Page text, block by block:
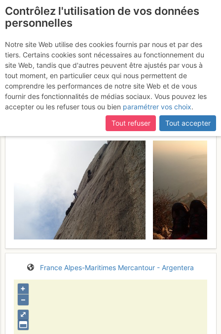
Loubière / Tête de chien
/ Turbie : Secteurs Do /
Périphérique Ouest / Dalle
à Julle / Bleue : La Bluette
Vendredi 17 mars 2017
France Alpes-Maritimes Mercantour - Argentera
⤢
+
–
Contrôlez l'utilisation de vos données
personnelles
Notre site Web utilise des cookies fournis par nous et par des
tiers. Certains cookies sont nécessaires au fonctionnement du
site Web, tandis que d'autres peuvent être ajustés par vous à
tout moment, en particulier ceux qui nous permettent de
comprendre les performances de notre site Web et de vous
fournir des fonctionnalités de médias sociaux. Vous pouvez les
accepter ou les refuser tous ou bien paramétrer vos choix.
Tout refuser
Tout accepter